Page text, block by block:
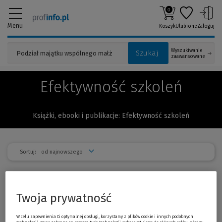
Menu
Szukaj
Wyszukiwanie
zaawansowane
0
KoszykUlubioneZaloguj
Efektywność szkoleń
Książki, ebooki i publikacje: Efektywność szkoleń
Sortuj:
utrwalania nowej wie...
Sprawdzone rozwiązania i narzędzia, dzięki którym
można efektywnie przyswoić i później zastosować w
Twoja prywatność
W celu zapewnienia Ci optymalnej obsługi, korzystamy z plików cookie i innych podobnych